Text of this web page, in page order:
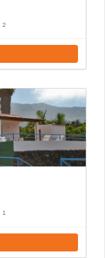
2
1